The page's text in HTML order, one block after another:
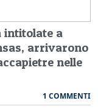
intitolate a
arrivarono
nelle
1 COMMENTI